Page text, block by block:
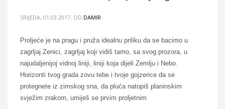
SRIJEDA, 01.03.2017. OD DAMIR
Proljeće je na pragu i pruža idealnu priliku da se bacimo u
zagrljaj Zenici, zagrljaj koji vidiš tamo, sa svog prozora, u
najudaljenijoj vidnoj liniji, liniji koja dijeli Zemlju i Nebo.
Horizonti tvog grada zovu tebe i tvoje gojzerice da se
protegnete iz zimskog sna, da pluća natopiš planinskim
svježim zrakom, umiješ se prvim proljetnim